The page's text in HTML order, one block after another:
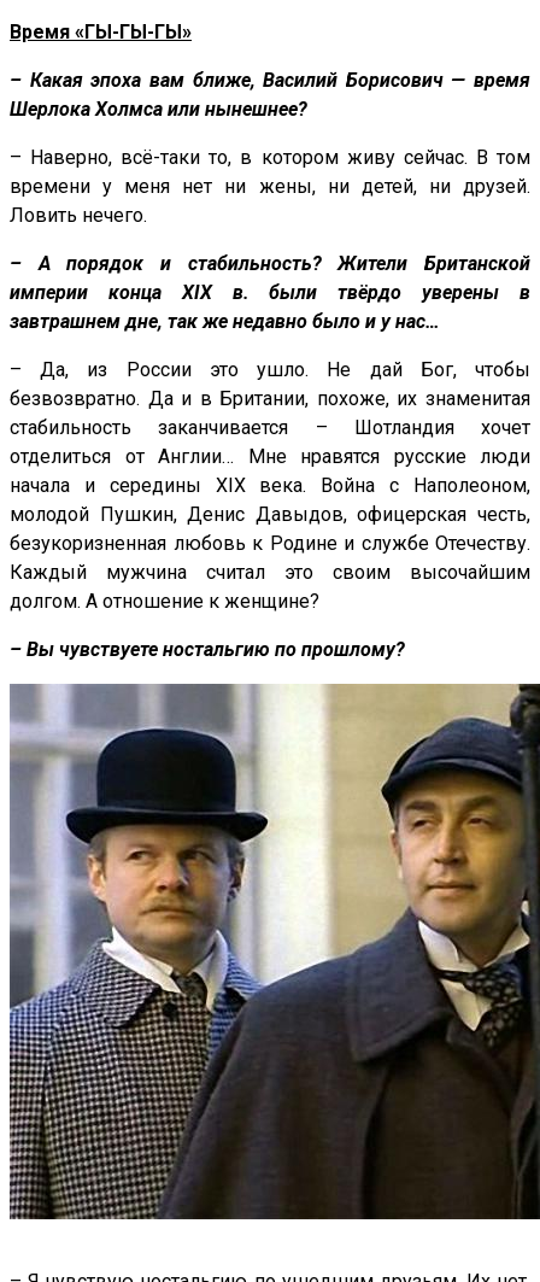
Время «ГЫ-ГЫ-ГЫ»
– Какая эпоха вам ближе, Василий Борисович — время
Шерлока Холмса или нынешнее?
– Наверно, всё-таки то, в котором живу сейчас. В том
времени у меня нет ни жены, ни детей, ни друзей.
Ловить нечего.
– А порядок и стабильность? Жители Британской
империи конца XIX в. были твёрдо уверены в
завтрашнем дне, так же недавно было и у нас…
– Да, из России это ушло. Не дай Бог, чтобы
безвозвратно. Да и в Британии, похоже, их знаменитая
стабильность заканчивается – Шотландия хочет
отделиться от Англии… Мне нравятся русские люди
начала и середины XIX века. Война с Наполеоном,
молодой Пушкин, Денис Давыдов, офицерская честь,
безукоризненная любовь к Родине и службе Отечеству.
Каждый мужчина считал это своим высочайшим
долгом. А отношение к женщине?
– Вы чувствуете ностальгию по прошлому?